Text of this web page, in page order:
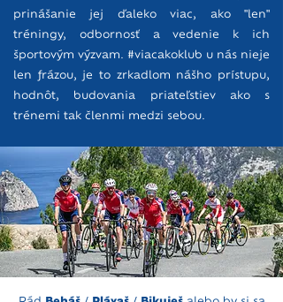
prinášanie jej ďaleko viac, ako "len"
tréningy, odbornosť a vedenie k ich
športovým výzvam. #viacakoklub u nás nieje
len frázou, je to zrkadlom nášho prístupu,
hodnôt, budovania priateľstiev ako s
trénemi tak členmi medzi sebou.